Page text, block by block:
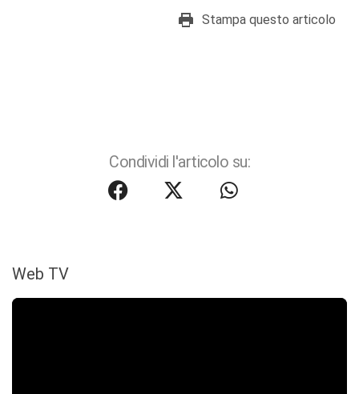
Stampa questo articolo
Condividi l'articolo su:
Web TV